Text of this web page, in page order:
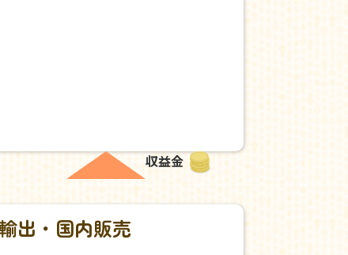
収益金
出・国内販売